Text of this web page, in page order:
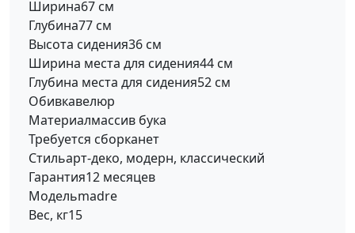
Ширина67 см
Глубина77 см
Высота сидения36 см
Ширина места для сидения44 см
Глубина места для сидения52 см
Обивкавелюр
Материалмассив бука
Требуется сборканет
Стильарт-деко, модерн, классический
Гарантия12 месяцев
Модельmadre
Вес, кг15